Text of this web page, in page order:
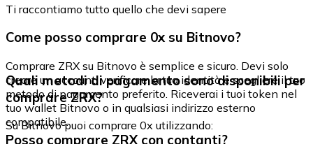
Ti raccontiamo tutto quello che devi sapere
Come posso comprare 0x su Bitnovo?
Comprare ZRX su Bitnovo è semplice e sicuro. Devi solo
creare un account, verificare la tua identità e scegliere il tuo
metodo di pagamento preferito. Riceverai i tuoi token nel
tuo wallet Bitnovo o in qualsiasi indirizzo esterno
compatibile.
Quali metodi di pagamento sono disponibili per
comprare ZRX?
Su Bitnovo puoi comprare 0x utilizzando:
Posso comprare ZRX con contanti?